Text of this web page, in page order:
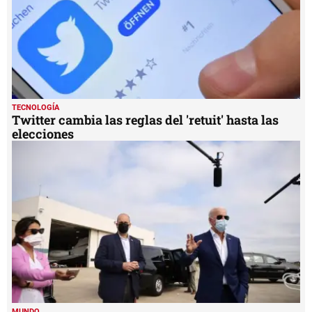
TECNOLOGÍA
Twitter cambia las reglas del 'retuit' hasta las
elecciones